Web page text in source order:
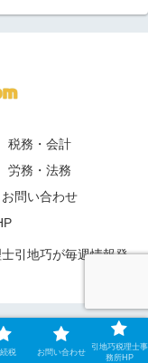
税務・会計
労務・法務
お問い合わせ
引地巧が毎週情報発
税 お問い合わせ
引地巧税理士事
務所HP